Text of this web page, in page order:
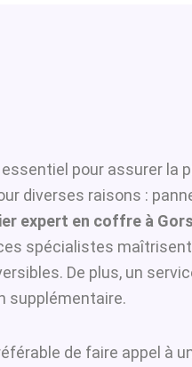
pour assurer la
diverses raisons :
expert en coffre à
spécialistes maîtrisent
De plus, un
supplémentaire.
de faire appel à